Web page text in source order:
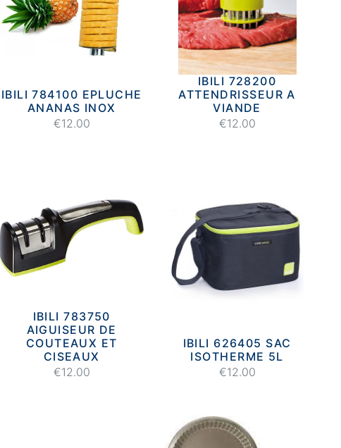
IBILI 784100 EPLUCHE
ANANAS INOX
€12.00
IBILI 728200
ATTENDRISSEUR A
VIANDE
€12.00
IBILI 783750
AIGUISEUR DE
COUTEAUX ET
CISEAUX
€12.00
IBILI 626405 SAC
ISOTHERME 5L
€12.00